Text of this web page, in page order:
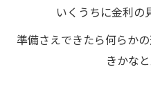
いくうちに金利の
準備さえできたら何らか
きかな